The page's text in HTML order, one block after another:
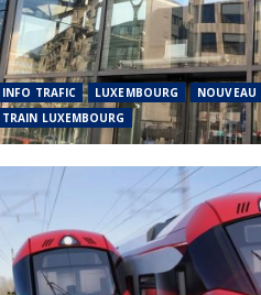
INFO TRAFIC LUXEMBOURG
NOUVEAU
TRAIN LUXEMBOURG